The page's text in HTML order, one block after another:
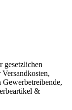
gesetzlichen
Gewerbetreibende,
&